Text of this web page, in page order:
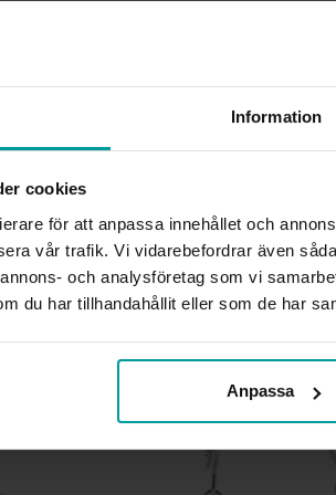
Information
cookies
för att anpassa innehållet och
vår trafik. Vi vidarebefordrar även
och analysföretag som vi
du har tillhandahållit eller som de har
Anpassa
HÖJD
STEN/
VIKT
Liknande